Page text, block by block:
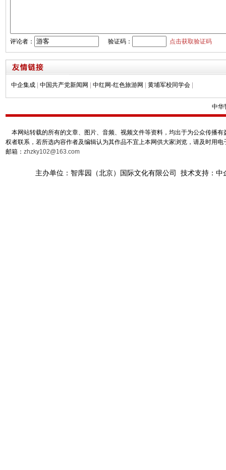
评论者： 验证码： 点击获取验证码
中企集成 | 中国共产党新闻网 | 中红网-红色旅游网 | 黄埔军校同学会 |
中华
本网站转载的所有的文章、图片、音频、视频文件等资料，均出于为公众传播
权者联系，若所选内容作者及编辑认为其作品不宜上本网供大家浏览，请及时用
邮箱： zhzky102@163.com
主办单位：智库园（北京）国际文化有限公司 技术支持：